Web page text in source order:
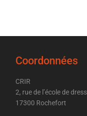
Coordonnées
CRIR
2, rue de l’école de
17300 Rochefort